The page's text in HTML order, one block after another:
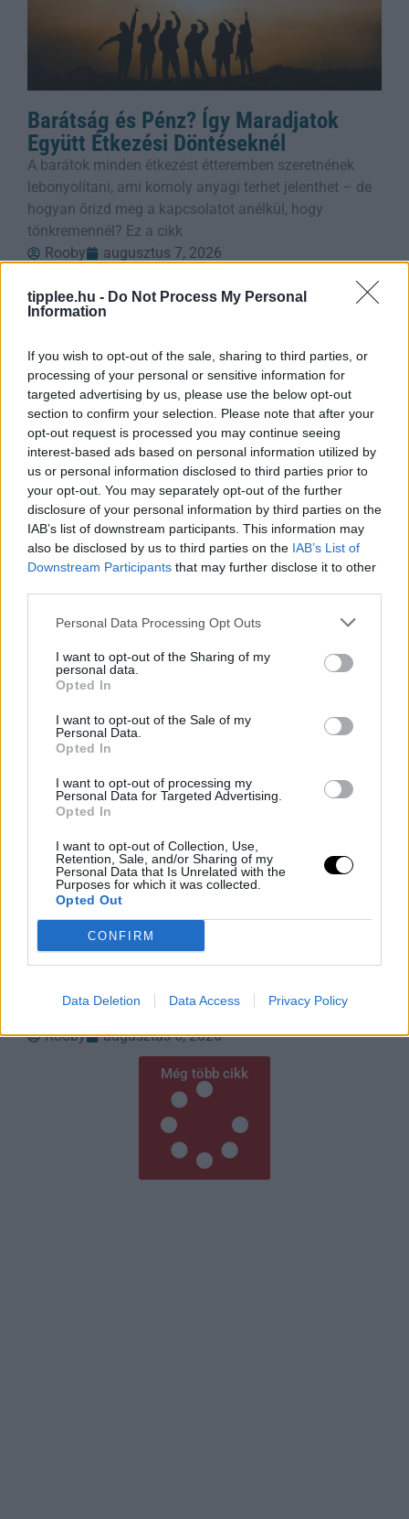
tipplee.hu - Do Not Process My Personal
Information
If you wish to opt-out of the sale, sharing to third parties, or
processing of your personal or sensitive information for
targeted advertising by us, please use the below opt-out
section to confirm your selection. Please note that after your
opt-out request is processed you may continue seeing
interest-based ads based on personal information utilized by
us or personal information disclosed to third parties prior to
your opt-out. You may separately opt-out of the further
disclosure of your personal information by third parties on the
IAB’s list of downstream participants. This information may
also be disclosed by us to third parties on the IAB’s List of
Downstream Participants that may further disclose it to other
Personal Data Processing Opt Outs
I want to opt-out of the Sharing of my
personal data.
Opted In
I want to opt-out of the Sale of my
Personal Data.
Opted In
I want to opt-out of processing my
Personal Data for Targeted Advertising.
Opted In
I want to opt-out of Collection, Use,
Retention, Sale, and/or Sharing of my
Personal Data that Is Unrelated with the
Purposes for which it was collected.
Opted Out
CONFIRM
Data Deletion Data Access Privacy Policy
Barátság és Pénz? Így Maradjatok
Együtt Étkezési Döntéseknél
A barátok minden étkezést étteremben szeretnének
lebonyolítani, ami komoly anyagi terhet jelenthet – de
hogyan őrizd meg a kapcsolatot anélkül, hogy
tönkremennél? Ez a cikk
Rooby
augusztus 7, 2026
Robotteknológiai Diákgyőzelem a
Mikroműanyagok Ellen
Glen Young, a 16-year-old feltette a nagy kérdést:
hogyan tanítsa meg autonóm tengeri teknős robotját
úszni? A kanadai fiú végül egy holografikus kamerát és
AI-modelleket
Elnöki Hatalomvége: Alkotmányos
Fordulat Magyarországon
Magyarország elnöke, Sulyok Tamás aláírta az
alkotmánymódosítást, amely azonnal megszünteti
hivatali idejét – ez fordulópontot jelent a magyar
Rooby
augusztus 6, 2026
Még több cikk